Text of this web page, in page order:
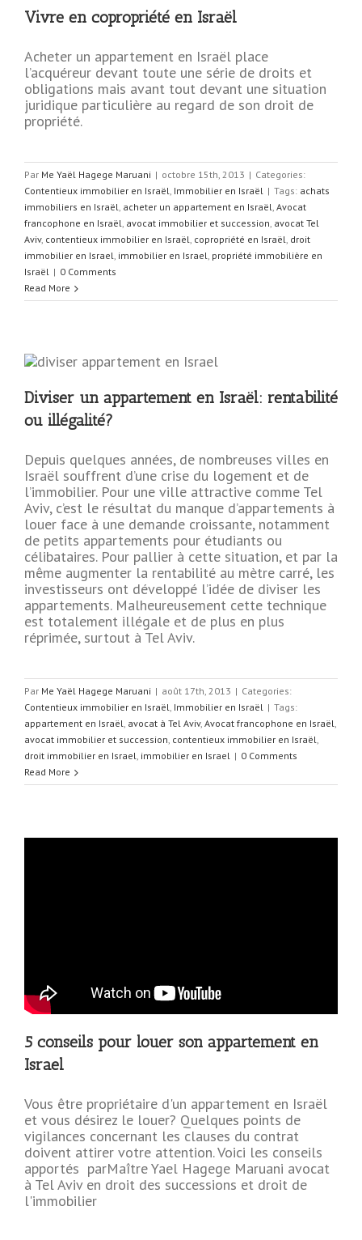
Vivre en copropriété en Israël
Acheter un appartement en Israël place
l’acquéreur devant toute une série de droits et
obligations mais avant tout devant une situation
juridique particulière au regard de son droit de
propriété.
Par Me Yaël Hagege Maruani | octobre 15th, 2013 | Categories:
Contentieux immobilier en Israël, Immobilier en Israël | Tags: achats
immobiliers en Israël, acheter un appartement en Israël, Avocat
francophone en Israël, avocat immobilier et succession, avocat Tel
Aviv, contentieux immobilier en Israël, copropriété en Israël, droit
immobilier en Israel, immobilier en Israel, propriété immobilière en
Israël | 0 Comments
Read More
Diviser un appartement en Israël: rentabilité
ou illégalité?
Depuis quelques années, de nombreuses villes en
Israël souffrent d’une crise du logement et de
l’immobilier. Pour une ville attractive comme Tel
Aviv, c’est le résultat du manque d’appartements à
louer face à une demande croissante, notamment
de petits appartements pour étudiants ou
célibataires. Pour pallier à cette situation, et par la
même augmenter la rentabilité au mètre carré, les
investisseurs ont développé l’idée de diviser les
appartements. Malheureusement cette technique
est totalement illégale et de plus en plus
réprimée, surtout à Tel Aviv.
Par Me Yaël Hagege Maruani | août 17th, 2013 | Categories:
Contentieux immobilier en Israël, Immobilier en Israël | Tags:
appartement en Israël, avocat à Tel Aviv, Avocat francophone en Israël,
avocat immobilier et succession, contentieux immobilier en Israël,
droit immobilier en Israel, immobilier en Israel | 0 Comments
Read More
5 conseils pour louer son appartement en
Israel
Vous être propriétaire d'un appartement en Israël
et vous désirez le louer? Quelques points de
vigilances concernant les clauses du contrat
doivent attirer votre attention. Voici les conseils
apportés parMaître Yael Hagege Maruani avocat
à Tel Aviv en droit des successions et droit de
l'immobilier